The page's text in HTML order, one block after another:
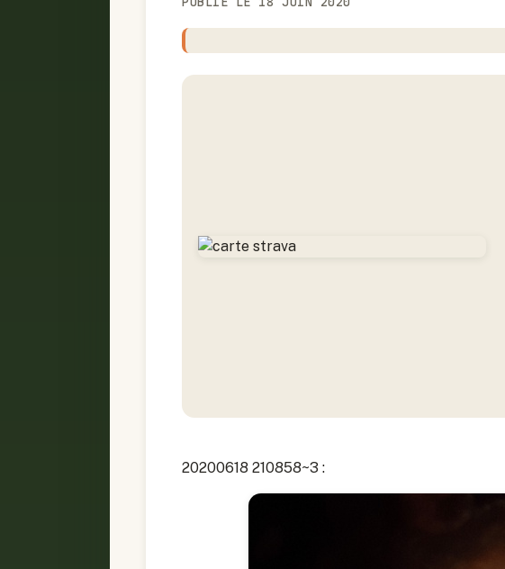
20200618 210858~3 :